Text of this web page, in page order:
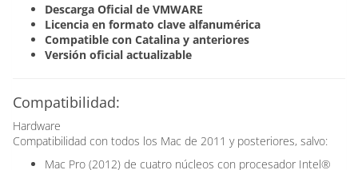
Descarga Oficial de VMWARE
Licencia en formato clave alfanumérica
Compatible con Catalina y anteriores
Versión oficial actualizable
Compatibilidad:
Hardware
Compatibilidad con todos los Mac de 2011 y posteriores, salvo:
Mac Pro (2012) de cuatro núcleos con procesador Intel®